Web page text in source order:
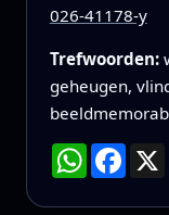
026-41178-y
Trefwoorden:
geheugen,